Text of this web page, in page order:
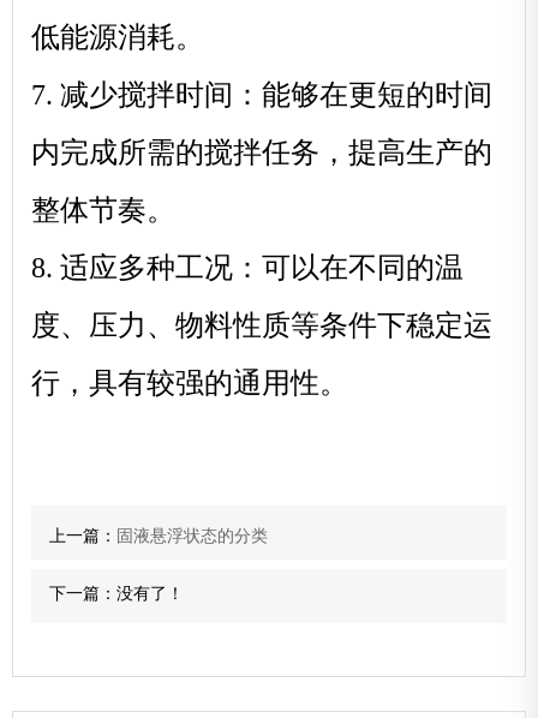
低能源消耗。
7. 减少搅拌时间：能够在更短的时间
内完成所需的搅拌任务，提高生产的
整体节奏。
8. 适应多种工况：可以在不同的温
度、压力、物料性质等条件下稳定运
行，具有较强的通用性。
上一篇： 固液悬浮状态的分类
下一篇：没有了！